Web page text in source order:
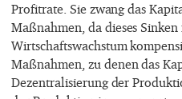
Profitrate. Sie zwang das
Maßnahmen, da dieses
Wirtschaftswachstum
Maßnahmen, zu denen das
Dezentralisierung der